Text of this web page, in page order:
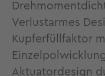
Verlustarmes
Kupferfüllfaktor
Aktuatordesign